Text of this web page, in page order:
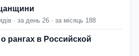
· за день 26 · за місяць 188
рангах в Российской